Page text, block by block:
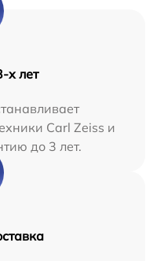
х лет
Carl Zeiss и
до 3 лет.